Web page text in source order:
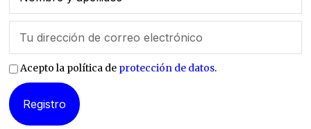
Acepto la política de protección de datos.